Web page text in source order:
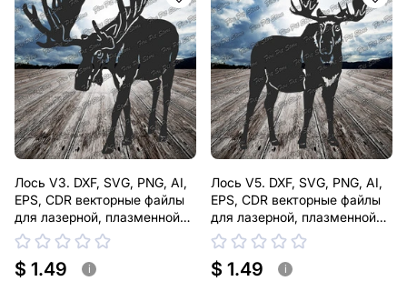
Лось V3. DXF, SVG, PNG, AI,
EPS, CDR векторные файлы
для лазерной, плазменной
резки
$ 1.49 i
Лось V5. DXF, SVG, PNG, AI,
EPS, CDR векторные файлы
для лазерной, плазменной
резки
$ 1.49 i